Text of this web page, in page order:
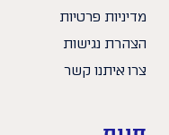
מדיניות פרטיות
הצהרת נגישות
צרו איתנו קשר